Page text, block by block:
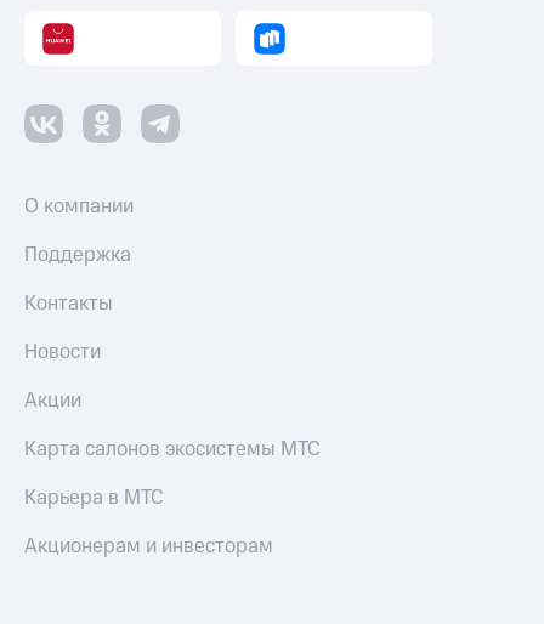
О компании
Поддержка
Контакты
Новости
Акции
Карта салонов экосистемы МТС
Карьера в МТС
Акционерам и инвесторам